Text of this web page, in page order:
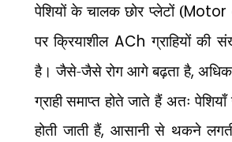
पेशियों के चालक छोर प्लेटों (
पर क्रियाशील AChग्राहियों की
है। जैसे-जैसे रोग आगे बढ़ता है,
ग्राही समाप्त होते जाते हैं अतः पेशियाँ
होती जाती हैं, आसानी से थकने